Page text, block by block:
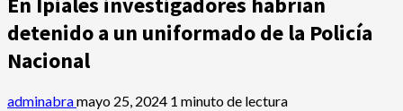
detenido a un uniformado de la Policía
Nacional
adminabramayo 25, 2024 1 minuto de lectura